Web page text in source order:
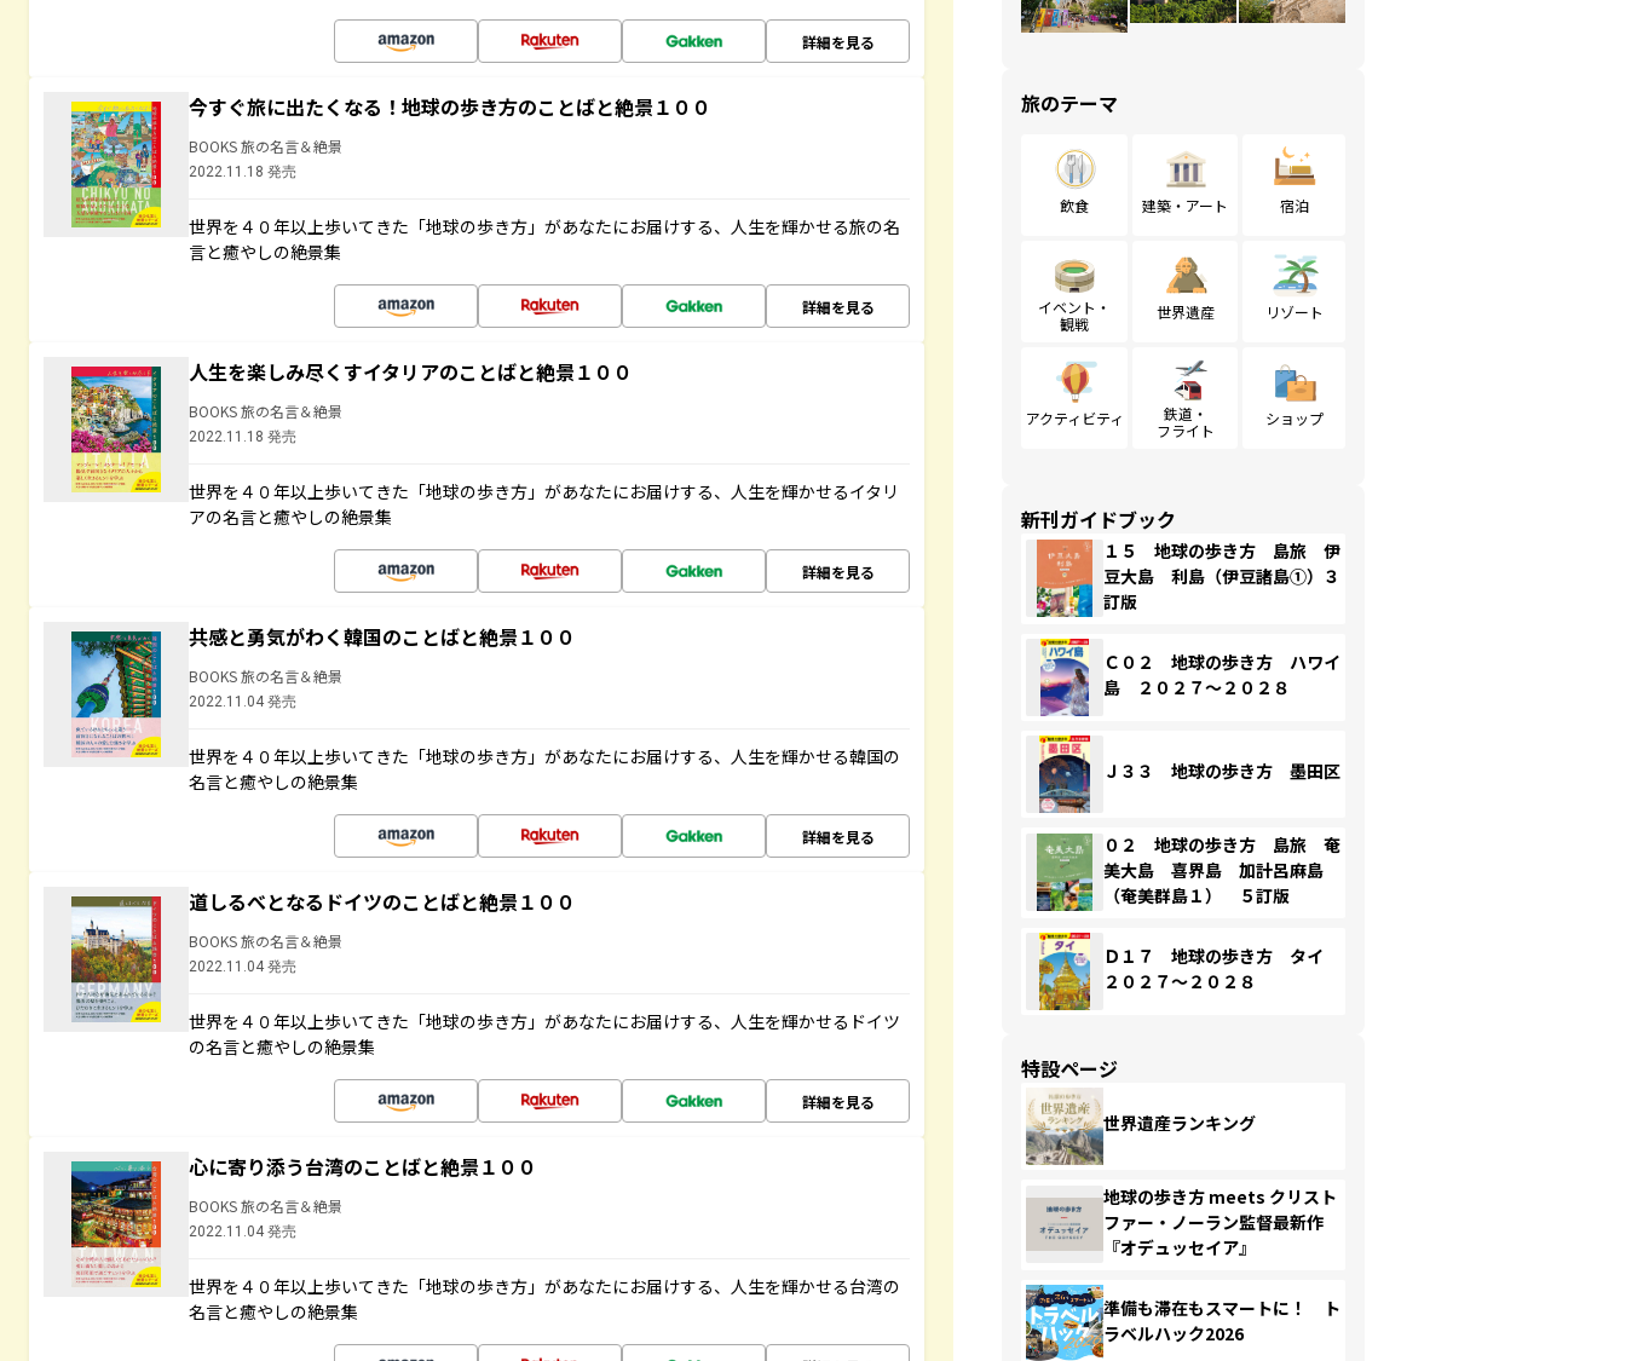
詳細を見る
今すぐ旅に出たくなる！地球の歩き方のことばと絶景１００
BOOKS 旅の名言＆絶景
2022.11.18 発売
世界を４０年以上歩いてきた「地球の歩き方」があなたにお届けする、人生を輝かせる旅の名
言と癒やしの絶景集
詳細を見る
人生を楽しみ尽くすイタリアのことばと絶景１００
BOOKS 旅の名言＆絶景
2022.11.18 発売
世界を４０年以上歩いてきた「地球の歩き方」があなたにお届けする、人生を輝かせるイタリ
アの名言と癒やしの絶景集
詳細を見る
共感と勇気がわく韓国のことばと絶景１００
BOOKS 旅の名言＆絶景
2022.11.04 発売
世界を４０年以上歩いてきた「地球の歩き方」があなたにお届けする、人生を輝かせる韓国の
名言と癒やしの絶景集
詳細を見る
道しるべとなるドイツのことばと絶景１００
BOOKS 旅の名言＆絶景
2022.11.04 発売
世界を４０年以上歩いてきた「地球の歩き方」があなたにお届けする、人生を輝かせるドイツ
の名言と癒やしの絶景集
詳細を見る
心に寄り添う台湾のことばと絶景１００
BOOKS 旅の名言＆絶景
2022.11.04 発売
世界を４０年以上歩いてきた「地球の歩き方」があなたにお届けする、人生を輝かせる台湾の
名言と癒やしの絶景集
旅のテーマ
飲食 建築・アート 宿泊
イベント・
観戦
世界遺産 リゾート
アクティビティ
鉄道・
フライト
ショップ
新刊ガイドブック
１５ 地球の歩き方 島旅 伊
豆大島 利島（伊豆諸島①）３
訂版
Ｃ０２ 地球の歩き方 ハワイ
島 ２０２７～２０２８
Ｊ３３ 地球の歩き方 墨田区
０２ 地球の歩き方 島旅 奄
美大島 喜界島 加計呂麻島
（奄美群島１） ５訂版
Ｄ１７ 地球の歩き方 タイ
２０２７～２０２８
特設ページ
世界遺産ランキング
地球の歩き方 meets クリスト
ファー・ノーラン監督最新作
『オデュッセイア』
準備も滞在もスマートに！ ト
ラベルハック2026